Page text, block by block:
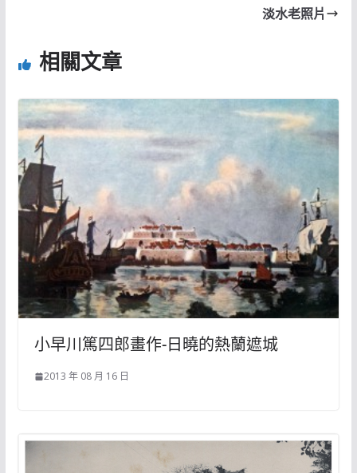
淡水老照片
相關文章
小早川篤四郎畫作-日曉的熱蘭遮城
2013 年 08 月 16 日